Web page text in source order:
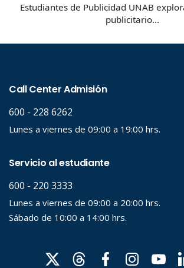
Estudiantes de Publicidad UNAB
publicitario…